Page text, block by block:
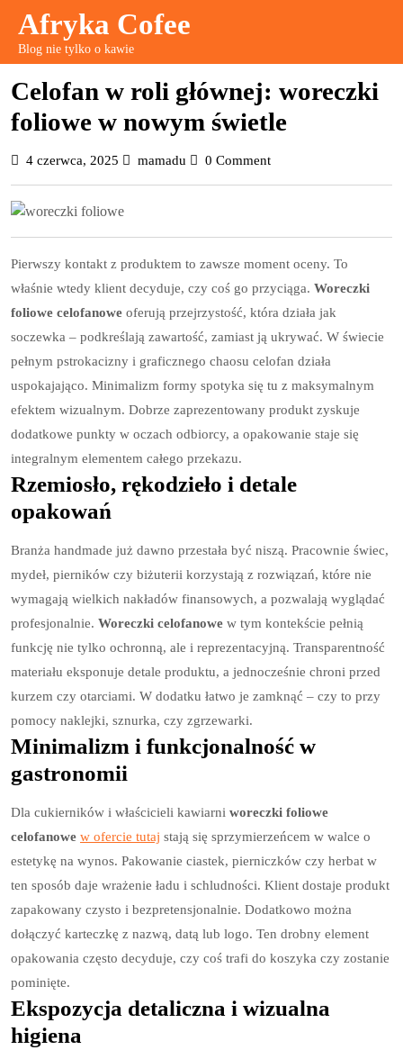
content
Afryka Cofee
Blog nie tylko o kawie
Celofan w roli głównej: woreczki
foliowe w nowym świetle
4 czerwca, 2025 4
mamadu mamadu
0 Comment
Pierwszy kontakt z produktem to zawsze moment oceny. To
właśnie wtedy klient decyduje, czy coś go przyciąga. Woreczki
foliowe celofanowe oferują przejrzystość, która działa jak
soczewka – podkreślają zawartość, zamiast ją ukrywać. W świecie
pełnym pstrokacizny i graficznego chaosu celofan działa
uspokajająco. Minimalizm formy spotyka się tu z maksymalnym
efektem wizualnym. Dobrze zaprezentowany produkt zyskuje
dodatkowe punkty w oczach odbiorcy, a opakowanie staje się
integralnym elementem całego przekazu.
Rzemiosło, rękodzieło i detale
opakowań
Branża handmade już dawno przestała być niszą. Pracownie świec,
mydeł, pierników czy biżuterii korzystają z rozwiązań, które nie
wymagają wielkich nakładów finansowych, a pozwalają wyglądać
profesjonalnie. Woreczki celofanowe w tym kontekście pełnią
funkcję nie tylko ochronną, ale i reprezentacyjną. Transparentność
materiału eksponuje detale produktu, a jednocześnie chroni przed
kurzem czy otarciami. W dodatku łatwo je zamknąć – czy to przy
pomocy naklejki, sznurka, czy zgrzewarki.
Minimalizm i funkcjonalność w
gastronomii
Dla cukierników i właścicieli kawiarni woreczki foliowe
celofanowe w ofercie tutaj stają się sprzymierzeńcem w walce o
estetykę na wynos. Pakowanie ciastek, pierniczków czy herbat w
ten sposób daje wrażenie ładu i schludności. Klient dostaje produkt
zapakowany czysto i bezpretensjonalnie. Dodatkowo można
dołączyć karteczkę z nazwą, datą lub logo. Ten drobny element
opakowania często decyduje, czy coś trafi do koszyka czy zostanie
pominięte.
Ekspozycja detaliczna i wizualna
higiena